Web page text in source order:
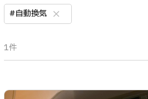
#自動換気 clear
1件